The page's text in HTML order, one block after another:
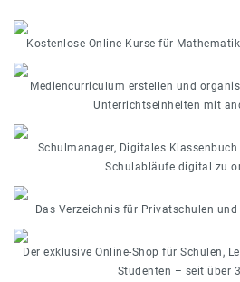
Kostenlose Online-Kurse für
Mediencurriculum erstellen und
Unterrichtseinheiten mit
Schulmanager, Digitales
Schulabläufe digital zu
Das Verzeichnis für Privatschulen
Der exklusive Online-Shop für Schulen,
Studenten – seit über